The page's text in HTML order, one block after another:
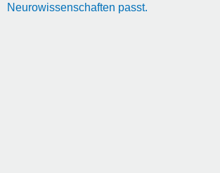
Neurowissenschaften passt.